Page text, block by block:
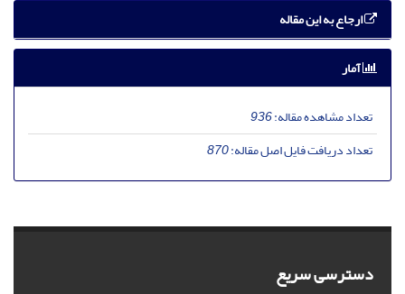
ارجاع به این مقاله
آمار
تعداد مشاهده مقاله:936
تعداد دریافت فایل اصل مقاله:870
دسترسی سریع